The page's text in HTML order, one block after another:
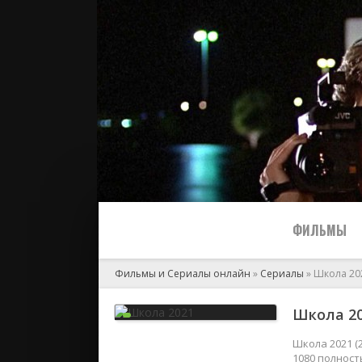
ФИЛЬМЫ
2024
Фильмы и Сериалы онлайн » Сериалы » Школа
Школа
Школа 2021
1080